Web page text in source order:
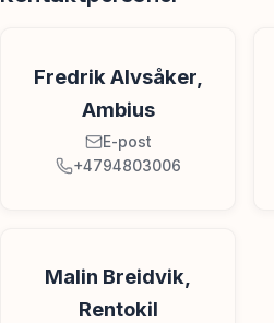
Fredrik Alvsåker,
Ambius
E-post
+4794803006
Malin Breidvik,
Rentokil